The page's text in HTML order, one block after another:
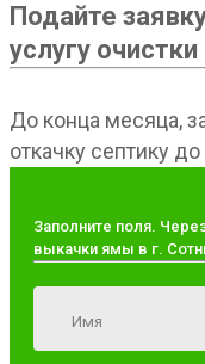
Подайте
услугу очистки
До конца месяца,
откачку септику
Заполните поля.
выкачки ямы в г.